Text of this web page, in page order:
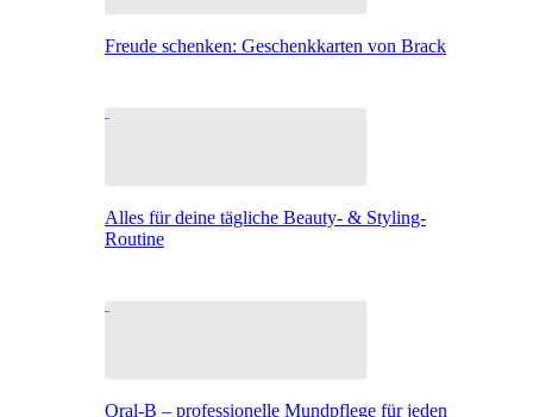
Freude schenken: Geschenkkarten von Brack
Alles für deine tägliche Beauty- & Styling-
Routine
Oral-B – professionelle Mundpflege für jeden